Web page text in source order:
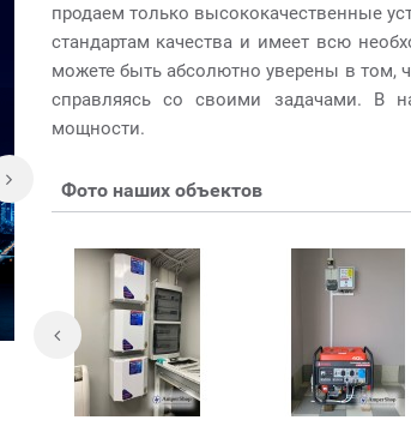
продаем только высококачественные
стандартам качества и имеет всю
можете быть абсолютно уверены в том,
справляясь со своими задачами. В
мощности.
Фото наших объектов